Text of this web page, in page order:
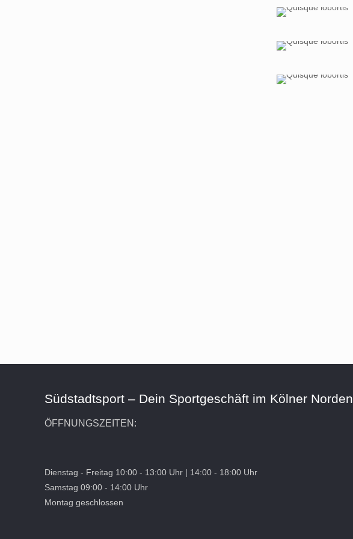
Südstadtsport – Dein Sportgeschäft im Kölner Norden
ÖFFNUNGSZEITEN:
Dienstag - Freitag 10:00 - 13:00 Uhr | 14:00 - 18:00 Uhr
Samstag 09:00 - 14:00 Uhr
Montag geschlossen